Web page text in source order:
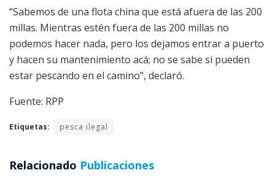
“Sabemos de una flota china que está afuera de las 200
millas. Mientras estén fuera de las 200 millas no
podemos hacer nada, pero los dejamos entrar a puerto
y hacen su mantenimiento acá; no se sabe si pueden
estar pescando en el camino”, declaró.
Fuente: RPP
Etiquetas: pesca ilegal
Relacionado Publicaciones